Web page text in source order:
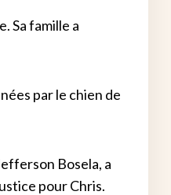
Sa famille a
par le chien de
Bosela, a
pour Chris.